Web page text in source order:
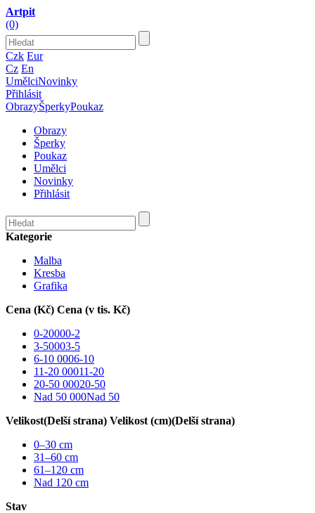
Artpit
(0)
Czk Eur
Cz En
UmělciNovinky
Přihlásit
ObrazyŠperkyPoukaz
Obrazy
Šperky
Poukaz
Umělci
Novinky
Přihlásit
Kategorie
Malba
Kresba
Grafika
Cena (Kč) Cena (v tis. Kč)
0-20000-2
3-50003-5
6-10 0006-10
11-20 00011-20
20-50 00020-50
Nad 50 000Nad 50
Velikost(Delší strana) Velikost (cm)(Delší strana)
0–30 cm
31–60 cm
61–120 cm
Nad 120 cm
Stav